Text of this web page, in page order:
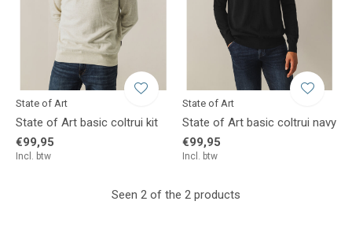
State of Art
State of Art basic coltrui kit
€99,95
Incl. btw
State of Art
State of Art basic coltrui navy
€99,95
Incl. btw
Seen 2 of the 2 products